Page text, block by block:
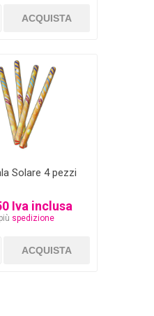
Solare 4 pezzi
Iva inclusa
più spedizione